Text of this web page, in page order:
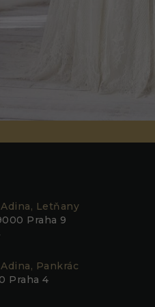
Letňany
Praha 9
Pankrác
Praha 4